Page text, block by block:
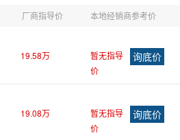
厂商指导价 本地经销商参考价
19.58万
暂无指导
价
19.08万
暂无指导
价